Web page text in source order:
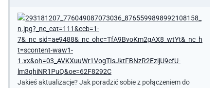
Jakieś aktualizacje? Jak poradzić sobie z połączeniem do